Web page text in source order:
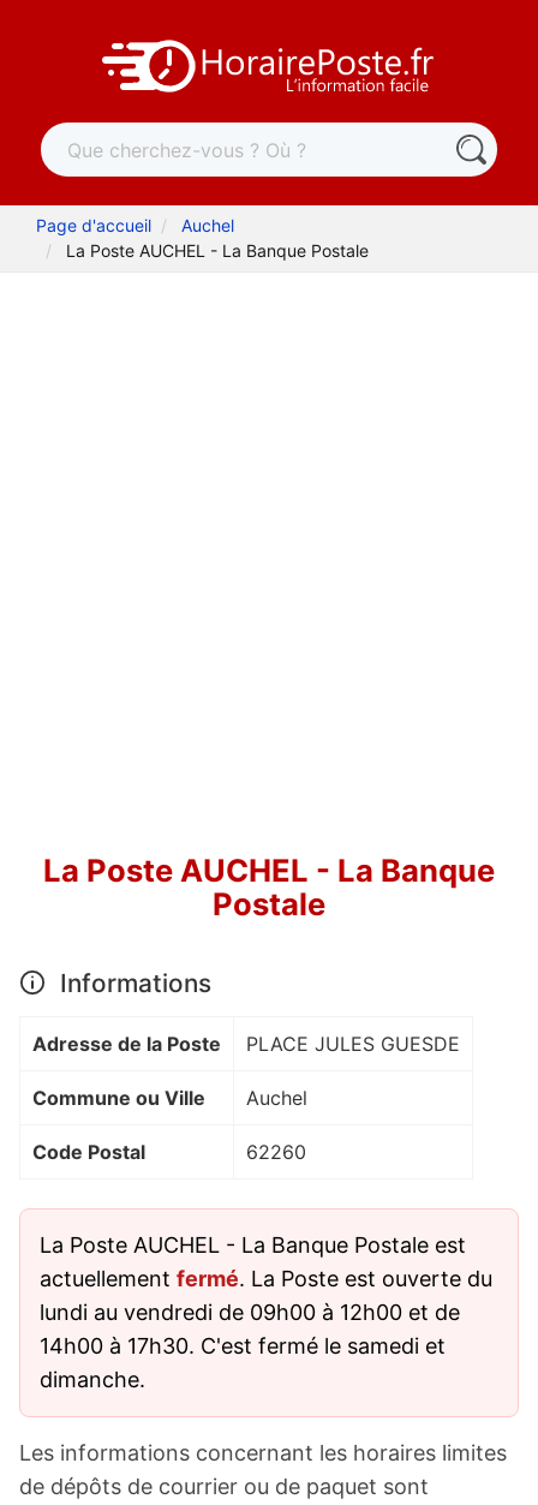
Page d'accueil
Auchel
La Poste AUCHEL - La Banque Postale
La Poste AUCHEL - La Banque
Postale
Informations
Adresse de la Poste PLACE JULES GUESDE
Commune ou Ville Auchel
Code Postal 62260
La Poste AUCHEL - La Banque Postale est
actuellement fermé. La Poste est ouverte du
lundi au vendredi de 09h00 à 12h00 et de
14h00 à 17h30. C'est fermé le samedi et
dimanche.
Les informations concernant les horaires limites
de dépôts de courrier ou de paquet sont